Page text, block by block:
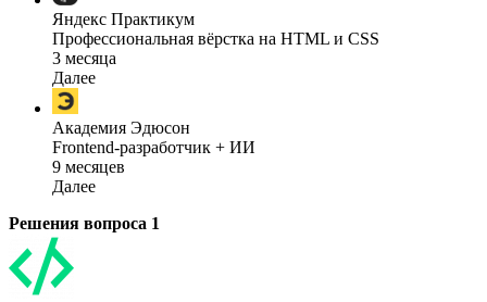
Яндекс Практикум
Профессиональная вёрстка на HTML и CSS
3 месяца
Далее
Академия Эдюсон
Frontend-разработчик + ИИ
9 месяцев
Далее
Решения вопроса 1